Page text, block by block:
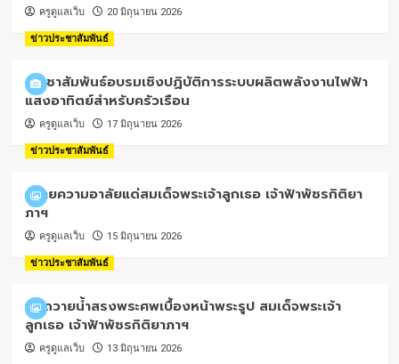
ครูดูแลเว็บ 20 มิถุนายน 2026
ข่าวประชาสัมพันธ์
ประชาสัมพันธ์อบรมเชิงปฏิบัติการระบบผลิตพลังงานไฟฟ้า
แสงอาทิตย์สำหรับครัวเรือน
ครูดูแลเว็บ 17 มิถุนายน 2026
ข่าวประชาสัมพันธ์
ถวายความอาลัยแด่สมเด็จพระเจ้าลูกเธอ เจ้าฟ้าพัชรกิติยา
ภาฯ
ครูดูแลเว็บ 15 มิถุนายน 2026
ข่าวประชาสัมพันธ์
พิธีถวายน้ำสรงพระศพเบื้องหน้าพระรูป สมเด็จพระเจ้า
ลูกเธอ เจ้าฟ้าพัชรกิติยาภาฯ
ครูดูแลเว็บ 13 มิถุนายน 2026